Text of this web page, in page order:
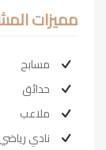
مميزات
مسابح
حدائق
ملاعب
نادي رياضي